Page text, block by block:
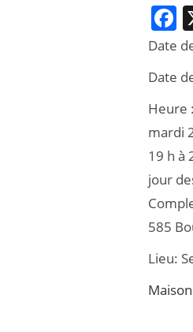
F
a
c
e
b
o
o
k
Date
Date
Heure :
mardi
19 h à
jour
585
Lieu: